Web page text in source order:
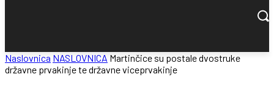
Naslovnica NASLOVNICA Martinčice su postale dvostruke
državne prvakinje te državne viceprvakinje